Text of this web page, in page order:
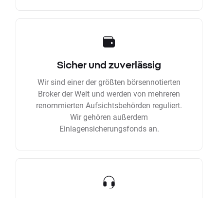
Sicher und zuverlässig
Wir sind einer der größten börsennotierten
Broker der Welt und werden von mehreren
renommierten Aufsichtsbehörden reguliert.
Wir gehören außerdem
Einlagensicherungsfonds an.